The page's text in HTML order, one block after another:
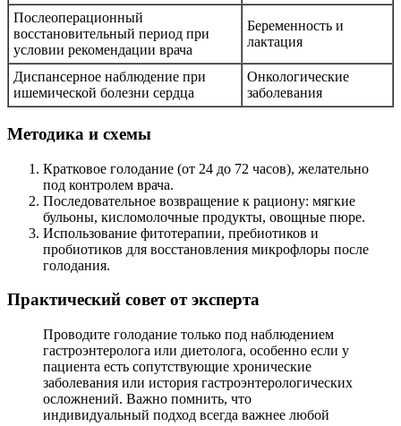
Послеоперационный
восстановительный период при
условии рекомендации врача
Беременность и
лактация
Диспансерное наблюдение при
ишемической болезни сердца
Онкологические
заболевания
Методика и схемы
Кратковое голодание (от 24 до 72 часов), желательно
под контролем врача.
Последовательное возвращение к рациону: мягкие
бульоны, кисломолочные продукты, овощные пюре.
Использование фитотерапии, пребиотиков и
пробиотиков для восстановления микрофлоры после
голодания.
Практический совет от эксперта
Проводите голодание только под наблюдением
гастроэнтеролога или диетолога, особенно если у
пациента есть сопутствующие хронические
заболевания или история гастроэнтерологических
осложнений. Важно помнить, что
индивидуальный подход всегда важнее любой